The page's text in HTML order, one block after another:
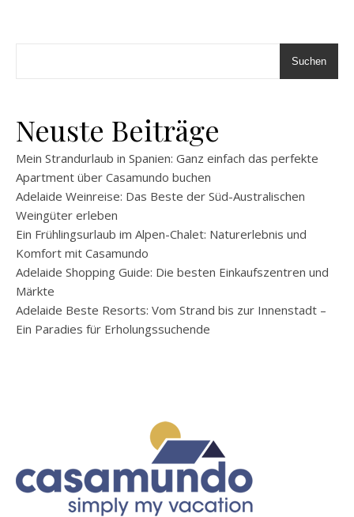
Suchen
Neuste Beiträge
Mein Strandurlaub in Spanien: Ganz einfach das perfekte
Apartment über Casamundo buchen
Adelaide Weinreise: Das Beste der Süd-Australischen
Weingüter erleben
Ein Frühlingsurlaub im Alpen-Chalet: Naturerlebnis und
Komfort mit Casamundo
Adelaide Shopping Guide: Die besten Einkaufszentren und
Märkte
Adelaide Beste Resorts: Vom Strand bis zur Innenstadt –
Ein Paradies für Erholungssuchende